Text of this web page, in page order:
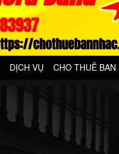
DỊCH VỤ CHO THUÊ BAN